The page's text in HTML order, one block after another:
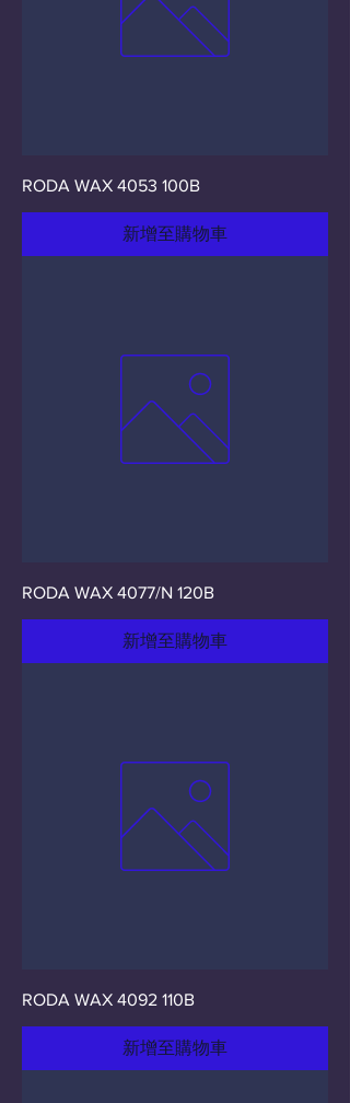
RODA WAX 4053 100B
新增至購物車
RODA WAX 4077/N 120B
新增至購物車
RODA WAX 4092 110B
新增至購物車